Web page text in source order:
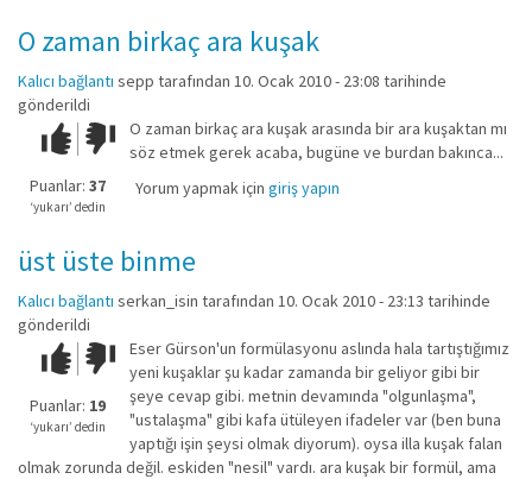
O zaman birkaç ara kuşak
Kalıcı bağlantı sepp tarafından 10. Ocak 2010 - 23:08 tarihinde
gönderildi
Çok iyi!O
kadar
iyi
değil!
Puanlar: 37
‘yukarı’ dedin
O zaman birkaç ara kuşak arasında bir ara kuşaktan mı
söz etmek gerek acaba, bugüne ve burdan bakınca...
Yorum yapmak için giriş yapın
üst üste binme
Kalıcı bağlantı serkan_isin tarafından 10. Ocak 2010 - 23:13 tarihinde
gönderildi
Çok iyi!O
kadar
iyi
değil!
Puanlar: 19
‘yukarı’ dedin
Eser Gürson'un formülasyonu aslında hala tartıştığımız
yeni kuşaklar şu kadar zamanda bir geliyor gibi bir
şeye cevap gibi. metnin devamında "olgunlaşma",
"ustalaşma" gibi kafa ütüleyen ifadeler var (ben buna
yaptığı işin şeysi olmak diyorum). oysa illa kuşak falan
olmak zorunda değil. eskiden "nesil" vardı. ara kuşak bir formül, ama